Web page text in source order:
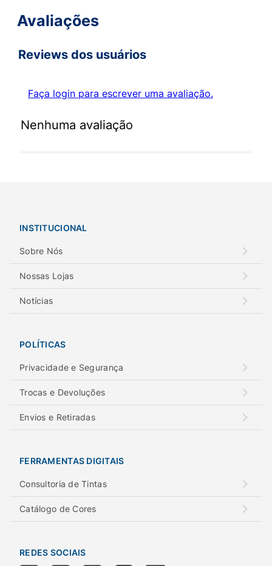
Avaliações
Reviews dos usuários
Faça login para escrever uma avaliação.
Nenhuma avaliação
INSTITUCIONAL
Sobre Nós
Nossas Lojas
Notícias
POLÍTICAS
Privacidade e Segurança
Trocas e Devoluções
Envios e Retiradas
FERRAMENTAS DIGITAIS
Consultoria de Tintas
Catálogo de Cores
REDES SOCIAIS